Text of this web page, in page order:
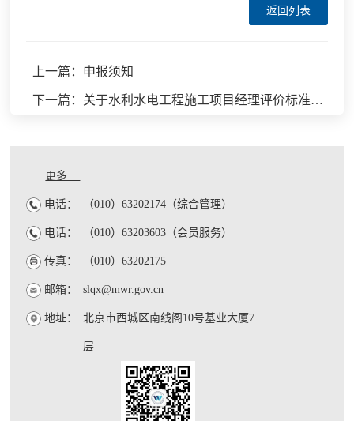
返回列表
上一篇：申报须知
下一篇：关于水利水电工程施工项目经理评价标准评价指标调整的补充说明
更多 ...
电话： （010）63202174（综合管理）
电话： （010）63203603（会员服务）
传真： （010）63202175
邮箱： slqx@mwr.gov.cn
地址： 北京市西城区南线阁10号基业大厦7
层